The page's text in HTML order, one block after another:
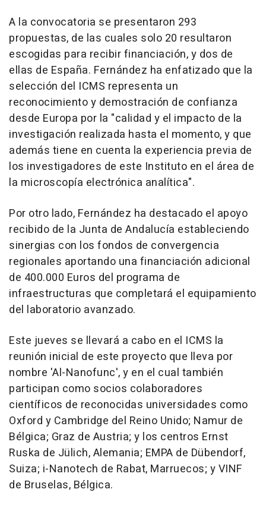
A la convocatoria se presentaron 293
propuestas, de las cuales solo 20 resultaron
escogidas para recibir financiación, y dos de
ellas de España. Fernández ha enfatizado que la
selección del ICMS representa un
reconocimiento y demostración de confianza
desde Europa por la "calidad y el impacto de la
investigación realizada hasta el momento, y que
además tiene en cuenta la experiencia previa de
los investigadores de este Instituto en el área de
la microscopía electrónica analítica".
Por otro lado, Fernández ha destacado el apoyo
recibido de la Junta de Andalucía estableciendo
sinergias con los fondos de convergencia
regionales aportando una financiación adicional
de 400.000 Euros del programa de
infraestructuras que completará el equipamiento
del laboratorio avanzado.
Este jueves se llevará a cabo en el ICMS la
reunión inicial de este proyecto que lleva por
nombre 'Al-Nanofunc', y en el cual también
participan como socios colaboradores
científicos de reconocidas universidades como
Oxford y Cambridge del Reino Unido; Namur de
Bélgica; Graz de Austria; y los centros Ernst
Ruska de Jülich, Alemania; EMPA de Dübendorf,
Suiza; i-Nanotech de Rabat, Marruecos; y VINF
de Bruselas, Bélgica.